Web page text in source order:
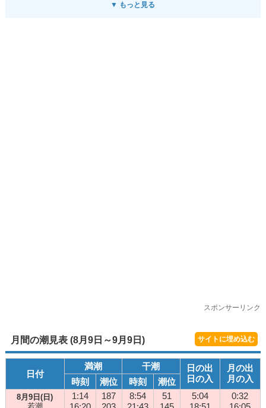
▼ もっと見る
スポンサーリンク
月間の潮見表 (8月9日～9月9日) サイトに埋め込む
日付
満潮 干潮
日の出
日の入
月の出
月の入
時刻 潮位 時刻 潮位
8月9日(日)
若潮
1:14
187
8:54
51
5:04
0:32